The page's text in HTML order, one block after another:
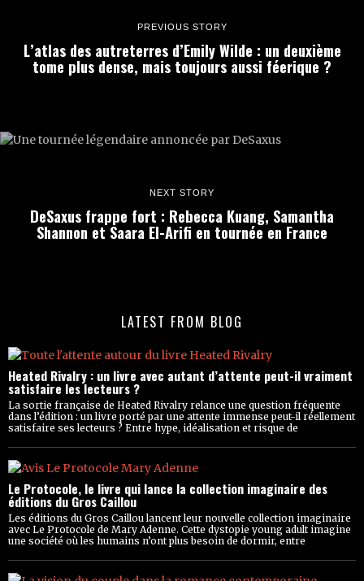
PREVIOUS STORY
L’atlas des autreterres d’Emily Wilde : un deuxième
tome plus dense, mais toujours aussi féerique ?
NEXT STORY
DeSaxus frappe fort : Rebecca Kuang, Samantha
Shannon et Saara El-Arifi en tournée en France
LATEST FROM BLOG
Heated Rivalry : un livre avec autant d’attente peut-il vraiment
satisfaire les lecteurs ?
La sortie française de Heated Rivalry relance une question fréquente
dans l’édition : un livre porté par une attente immense peut-il réellement
satisfaire ses lecteurs ? Entre hype, idéalisation et risque de
Le Protocole, le livre qui lance la collection imaginaire des
éditions du Gros Caillou
Les éditions du Gros Caillou lancent leur nouvelle collection imaginaire
avec Le Protocole de Mary Adenne. Cette dystopie young adult imagine
une société où les humains n’ont plus besoin de dormir, entre